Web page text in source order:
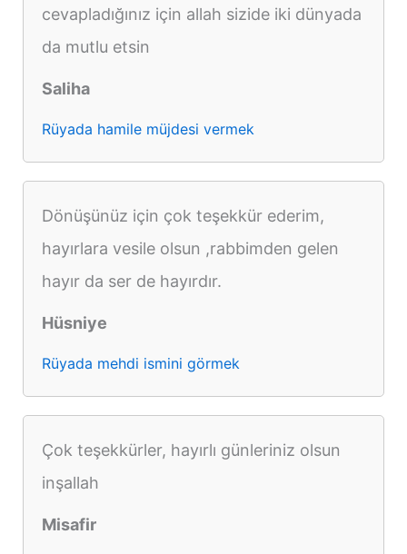
cevapladığınız için allah sizide iki dünyada
da mutlu etsin
Saliha
Rüyada hamile müjdesi vermek
Dönüşünüz için çok teşekkür ederim,
hayırlara vesile olsun ,rabbimden gelen
hayır da ser de hayırdır.
Hüsniye
Rüyada mehdi ismini görmek
Çok teşekkürler, hayırlı günleriniz olsun
inşallah
Misafir